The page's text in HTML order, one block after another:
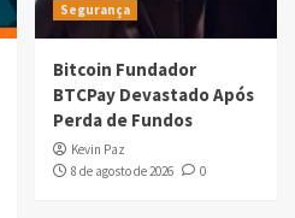
Segurança
Bitcoin Fundador
BTCPay Devastado Após
Perda de Fundos
Kevin Paz
8 de agosto de 2026
0